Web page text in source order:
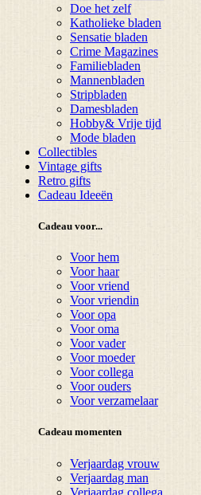
Doe het zelf
Katholieke bladen
Sensatie bladen
Crime Magazines
Familiebladen
Mannenbladen
Stripbladen
Damesbladen
Hobby& Vrije tijd
Mode bladen
Collectibles
Vintage gifts
Retro gifts
Cadeau Ideeën
Cadeau voor...
Voor hem
Voor haar
Voor vriend
Voor vriendin
Voor opa
Voor oma
Voor vader
Voor moeder
Voor collega
Voor ouders
Voor verzamelaar
Cadeau momenten
Verjaardag vrouw
Verjaardag man
Verjaardag collega